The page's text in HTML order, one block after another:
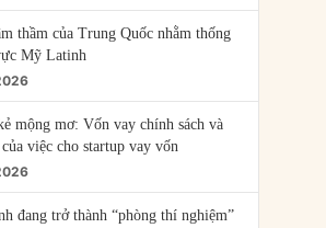
thầm của Trung Quốc nhằm thống
Mỹ Latinh
mộng mơ: Vốn vay chính sách và
việc cho startup vay vốn
đang trở thành “phòng thí nghiệm”